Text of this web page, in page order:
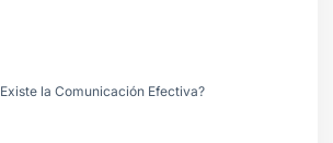
Existe la Comunicación Efectiva?